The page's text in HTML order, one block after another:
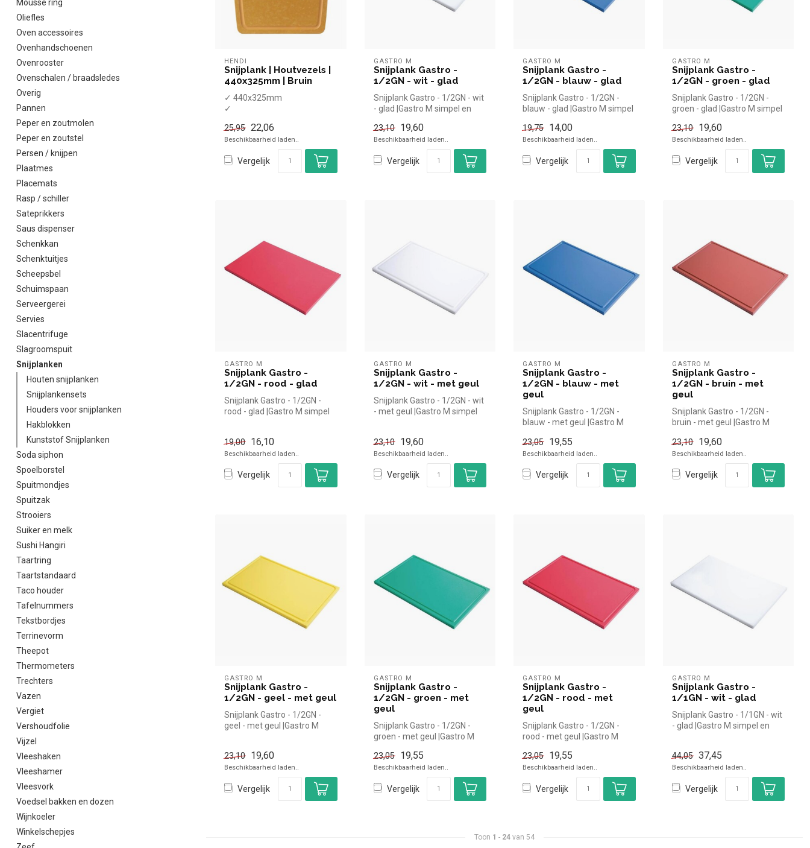
Mousse ring
Oliefles
Oven accessoires
Ovenhandschoenen
Ovenrooster
Ovenschalen / braadsledes
Overig
Pannen
Peper en zoutmolen
Peper en zoutstel
Persen / knijpen
Plaatmes
Placemats
Rasp / schiller
Sateprikkers
Saus dispenser
Schenkkan
Schenktuitjes
Scheepsbel
Schuimspaan
Serveergerei
Servies
Slacentrifuge
Slagroomspuit
Snijplanken
Houten snijplanken
Snijplankensets
Houders voor snijplanken
Hakblokken
Kunststof Snijplanken
Soda siphon
Spoelborstel
Spuitmondjes
Spuitzak
Strooiers
Suiker en melk
Sushi Hangiri
Taartring
Taartstandaard
Taco houder
Tafelnummers
Tekstbordjes
Terrinevorm
Theepot
Thermometers
Trechters
Vazen
Vergiet
Vershoudfolie
Vijzel
Vleeshaken
Vleeshamer
Vleesvork
Voedsel bakken en dozen
Wijnkoeler
Winkelschepjes
HENDI
Snijplank | Houtvezels |
440x325mm | Bruin
✓ 440x325mm
✓
✓ Antislipvoeten
25,95 22,06
Beschikbaarheid laden..
Vergelijk
GASTRO M
Snijplank Gastro -
1/2GN - wit - glad
Snijplank Gastro - 1/2GN - wit
- glad |Gastro M simpel en
23,10 19,60
Beschikbaarheid laden..
Vergelijk
GASTRO M
Snijplank Gastro -
1/2GN - blauw - glad
Snijplank Gastro - 1/2GN -
blauw - glad |Gastro M simpel
19,75 14,00
Beschikbaarheid laden..
Vergelijk
GASTRO M
Snijplank Gastro -
1/2GN - groen - glad
Snijplank Gastro - 1/2GN -
groen - glad |Gastro M simpel
23,10 19,60
Beschikbaarheid laden..
Vergelijk
GASTRO M
Snijplank Gastro -
1/2GN - rood - glad
Snijplank Gastro - 1/2GN -
rood - glad |Gastro M simpel
19,00 16,10
Beschikbaarheid laden..
Vergelijk
GASTRO M
Snijplank Gastro -
1/2GN - wit - met geul
Snijplank Gastro - 1/2GN - wit
- met geul |Gastro M simpel
23,10 19,60
Beschikbaarheid laden..
Vergelijk
GASTRO M
Snijplank Gastro -
1/2GN - blauw - met
geul
Snijplank Gastro - 1/2GN -
blauw - met geul |Gastro M
23,05 19,55
Beschikbaarheid laden..
Vergelijk
GASTRO M
Snijplank Gastro -
1/2GN - bruin - met
geul
Snijplank Gastro - 1/2GN -
bruin - met geul |Gastro M
23,10 19,60
Beschikbaarheid laden..
Vergelijk
GASTRO M
Snijplank Gastro -
1/2GN - geel - met geul
Snijplank Gastro - 1/2GN -
geel - met geul |Gastro M
23,10 19,60
Beschikbaarheid laden..
Vergelijk
GASTRO M
Snijplank Gastro -
1/2GN - groen - met
geul
Snijplank Gastro - 1/2GN -
groen - met geul |Gastro M
23,05 19,55
Beschikbaarheid laden..
Vergelijk
GASTRO M
Snijplank Gastro -
1/2GN - rood - met
geul
Snijplank Gastro - 1/2GN -
rood - met geul |Gastro M
23,05 19,55
Beschikbaarheid laden..
Vergelijk
GASTRO M
Snijplank Gastro -
1/1GN - wit - glad
Snijplank Gastro - 1/1GN - wit
- glad |Gastro M simpel en
44,05 37,45
Beschikbaarheid laden..
Vergelijk
Toon 1 - 24 van 54